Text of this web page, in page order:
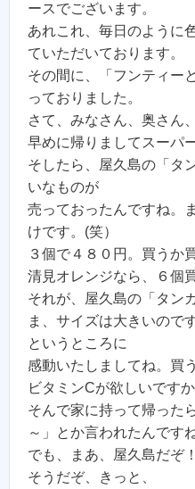
ースでございます。
あれこれ、毎日のように
ていただいております。
その間に、「フンティー
っておりました。
さて、みなさん、奥さん
早めに帰りましてスーパ
そしたら、屋久島の「タ
いなものが
売っておったんですね。
けです。(笑）
３個で４８０円。買うか
清見オレンジなら、６個
それが、屋久島の「タン
ま、サイズは大きいので
というところに
感動いたしましてね。買
ビタミンCが欲しいです
そんで家に持って帰った
～」とか言われたんですね
でも、まあ、屋久島だぞ
そうだぞ、きっと、